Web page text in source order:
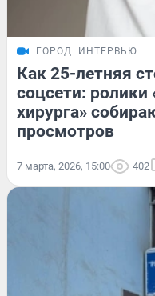
ГОРОД ИНТЕРВЬЮ
Как 25-летняя
соцсети: ролики
хирурга»
просмотров
7 марта, 2026, 15:00 402